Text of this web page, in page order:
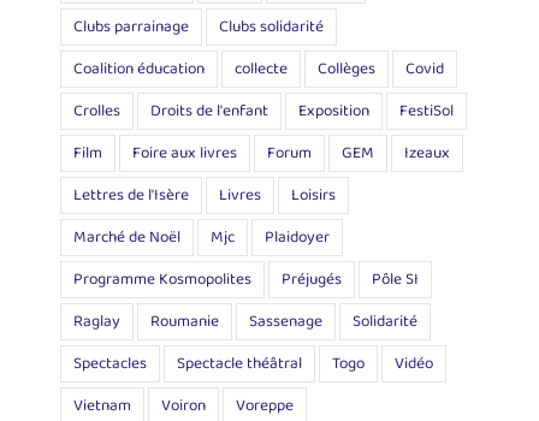
Clubs parrainage
Clubs solidarité
Coalition éducation
collecte Collèges
Covid
Crolles
Droits de l'enfant Exposition
FestiSol
Film
Foire aux livres Forum GEM
Izeaux
Lettres de l'Isère
Livres
Loisirs
Marché de Noël
Mjc
Plaidoyer
Programme Kosmopolites
Préjugés
Pôle SI
Raglay
Roumanie Sassenage
Solidarité
Spectacles
Spectacle théâtral Togo
Vidéo
Vietnam
Voiron
Voreppe